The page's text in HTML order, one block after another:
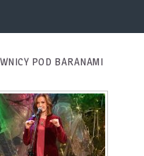
POD BARANAMI